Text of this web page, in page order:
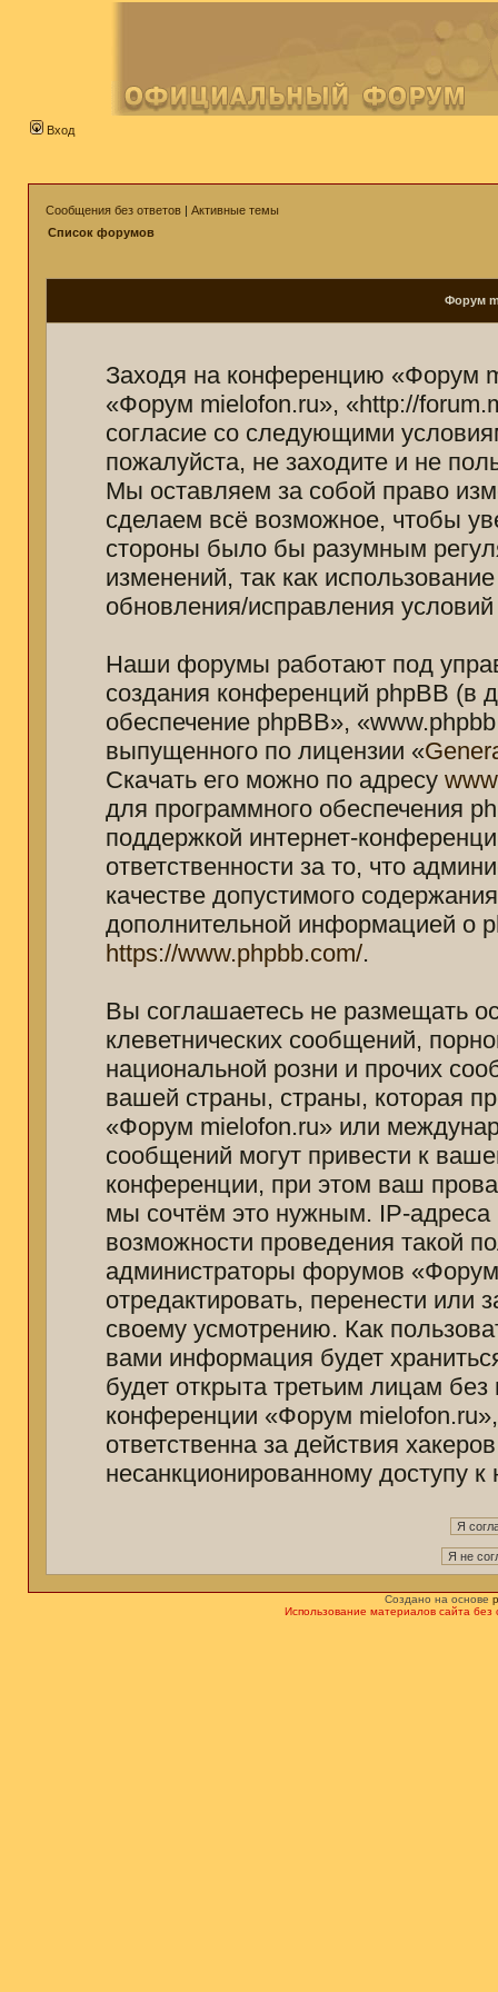
Вход
Сообщения без ответов | Активные темы
Список форумов
Форум
Заходя на конференцию «Форум
«Форум mielofon.ru», «http://
согласие со следующими
пожалуйста, не заходите и не
Мы оставляем за собой право
сделаем всё возможное, чтобы
стороны было бы разумным
изменений, так как
обновления/исправления
Наши форумы работают под
создания конференций phpBB (в
обеспечение phpBB»,
выпущенного по лицензии «
Скачать его можно по адресу
для программного обеспечения
поддержкой интернет-
ответственности за то, что
качестве допустимого
дополнительной информацией о
https://www.phpbb.com/.
Вы соглашаетесь не размещать
клеветнических сообщений,
национальной розни и прочих
вашей страны, страны, которая
«Форум mielofon.ru» или
сообщений могут привести к
конференции, при этом ваш
мы сочтём это нужным. IP-
возможности проведения такой
администраторы форумов
отредактировать, перенести
своему усмотрению. Как
вами информация будет
будет открыта третьим лицам
конференции «Форум
ответственна за действия
несанкционированному доступу к
Создано на основе
Использование материалов сайта